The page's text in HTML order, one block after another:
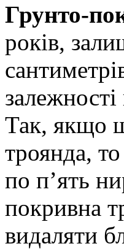
Грунто-
років,
Так, якщо
троянда,
по п’ять
покривна
видаляти